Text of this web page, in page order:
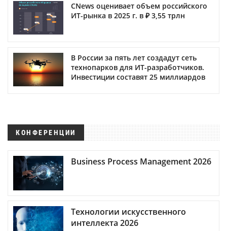
CNews оценивает объем российского
ИТ-рынка в 2025 г. в ₽ 3,55 трлн
В России за пять лет создадут сеть
технопарков для ИТ-разработчиков.
Инвестиции составят 25 миллиардов
КОНФЕРЕНЦИИ
Business Process Management 2026
Технологии искусственного
интеллекта 2026